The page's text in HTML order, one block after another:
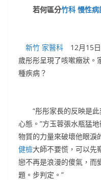
若何區分竹科 慢性病
新竹 家醫科 12月15
歲彤彤呈現了咳嗽癥狀。
種疾病？
“彤彤家長的反映是此
心態。”方玉蓉張水瓶猛
物質的力量來破壞他眼淚
健檢大師不要慌，可以先
戀不再是浪漫的傻氣，而
題。步判定。”